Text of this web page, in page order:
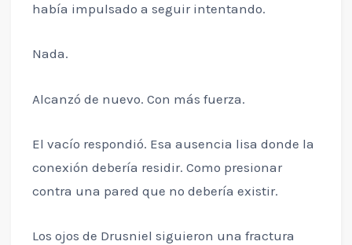
había impulsado a seguir intentando.
Nada.
Alcanzó de nuevo. Con más fuerza.
El vacío respondió. Esa ausencia lisa donde la
conexión debería residir. Como presionar
contra una pared que no debería existir.
Los ojos de Drusniel siguieron una fractura